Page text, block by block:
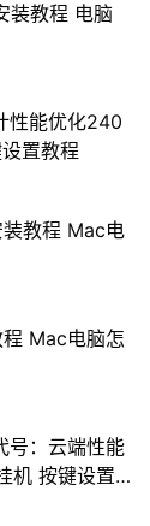
装教程 电脑
性能优化240
置教程
教程 Mac电
Mac电脑怎
号：云端性能
机 按键设置